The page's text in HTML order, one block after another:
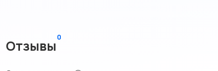
Отзывы
0